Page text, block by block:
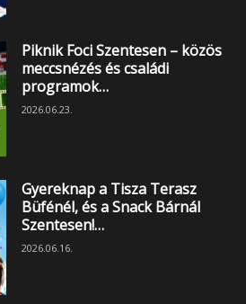
Piknik Foci Szentesen – közös
meccsnézés és családi
programok…
2026.06.23.
Gyereknap a Tisza Terasz
Büfénél, és a Snack Bárnál
Szentesen!…
2026.06.16.